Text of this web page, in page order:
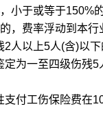
于或等于150%
费率浮动到本行
以上5人(含)以下
一至四级伤残5
工伤保险费在